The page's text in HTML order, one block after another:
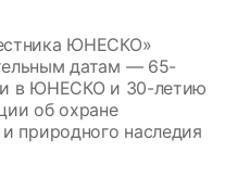
ЮНЕСКО»
датам — 65-
в ЮНЕСКО и 30-летию
об охране
природного наследия